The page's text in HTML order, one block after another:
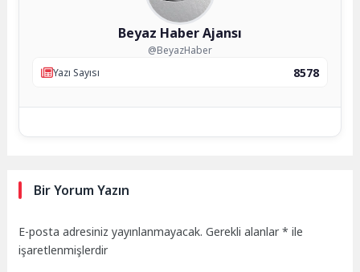
Beyaz Haber Ajansı
@BeyazHaber
Yazı Sayısı
8578
Bir Yorum Yazın
E-posta adresiniz yayınlanmayacak. Gerekli alanlar* ile
işaretlenmişlerdir